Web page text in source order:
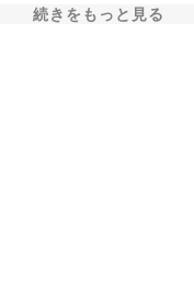
続きをもっと見る